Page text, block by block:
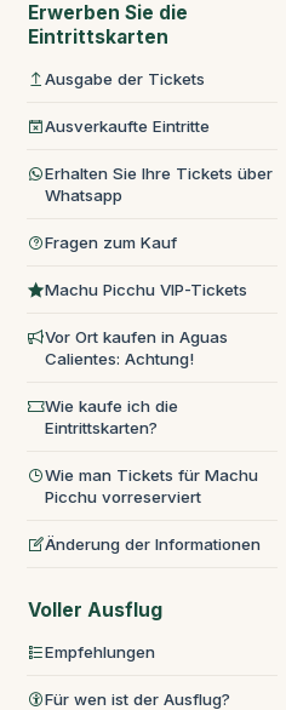
Erwerben Sie die
Eintrittskarten
Ausgabe der Tickets
Ausverkaufte Eintritte
Erhalten Sie Ihre Tickets über
Whatsapp
Fragen zum Kauf
Machu Picchu VIP-Tickets
Vor Ort kaufen in Aguas
Calientes: Achtung!
Wie kaufe ich die
Eintrittskarten?
Wie man Tickets für Machu
Picchu vorreserviert
Änderung der Informationen
Voller Ausflug
Empfehlungen
Für wen ist der Ausflug?